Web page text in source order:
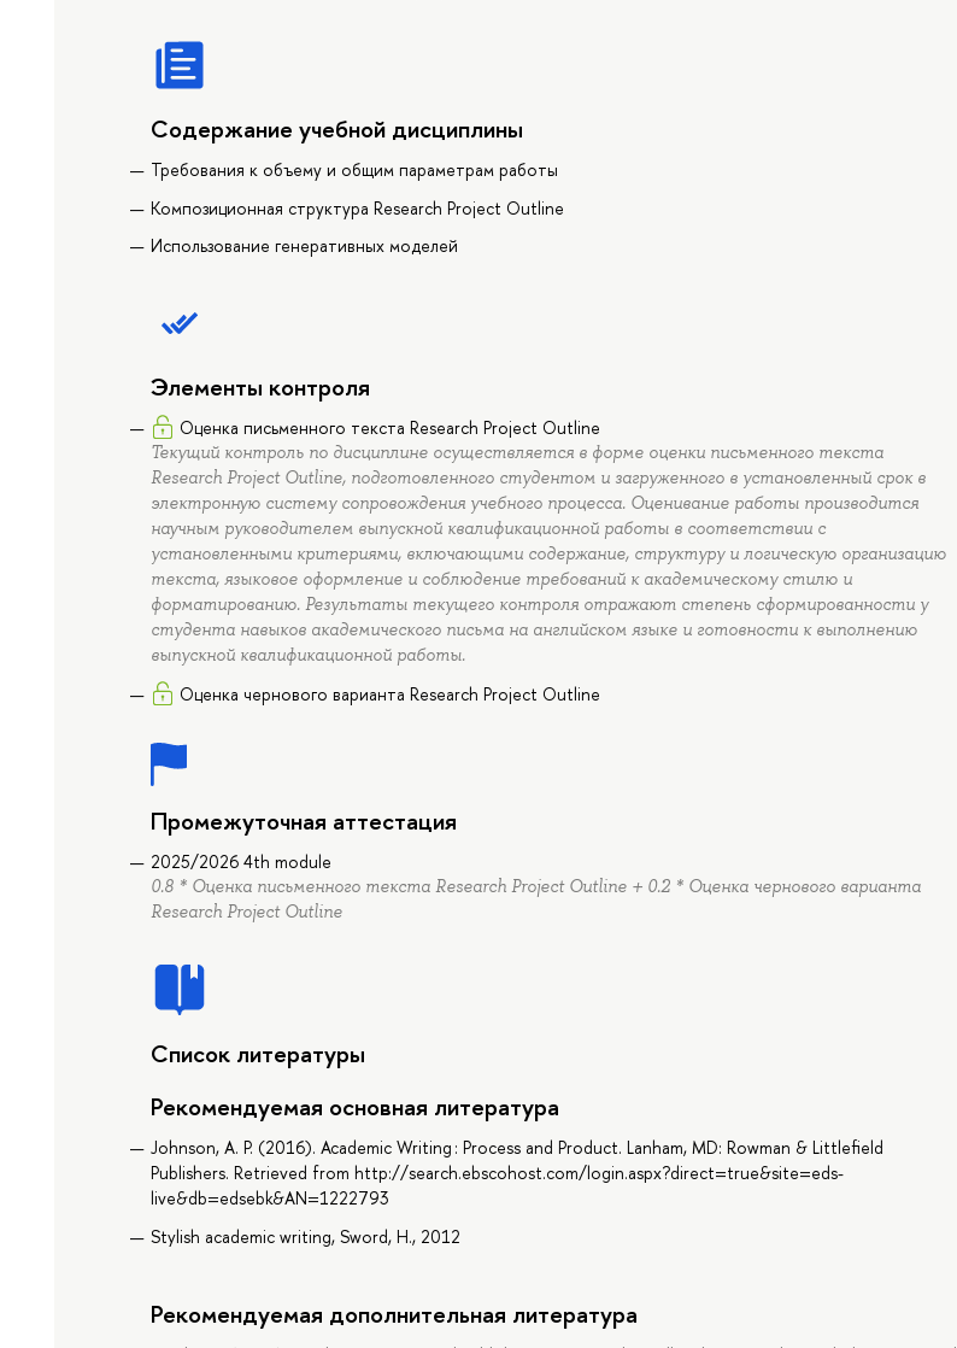
Содержание учебной дисциплины
Требования к объему и общим параметрам работы
Композиционная структура Research Project Outline
Использование генеративных моделей
Элементы контроля
Оценка письменного текста Research Project Outline
Текущий контроль по дисциплине осуществляется в форме оценки письменного текста
Research Project Outline, подготовленного студентом и загруженного в установленный срок в
электронную систему сопровождения учебного процесса. Оценивание работы производится
научным руководителем выпускной квалификационной работы в соответствии с
установленными критериями, включающими содержание, структуру и логическую организацию
текста, языковое оформление и соблюдение требований к академическому стилю и
форматированию. Результаты текущего контроля отражают степень сформированности у
студента навыков академического письма на английском языке и готовности к выполнению
выпускной квалификационной работы.
Оценка чернового варианта Research Project Outline
Промежуточная аттестация
2025/2026 4th module
0.8 * Оценка письменного текста Research Project Outline + 0.2 * Оценка чернового варианта
Research Project Outline
Список литературы
Рекомендуемая основная литература
Johnson, A. P. (2016). Academic Writing : Process and Product. Lanham, MD: Rowman & Littlefield
Publishers. Retrieved from http://search.ebscohost.com/login.aspx?direct=true&site=eds-
live&db=edsebk&AN=1222793
Stylish academic writing, Sword, H., 2012
Рекомендуемая дополнительная литература